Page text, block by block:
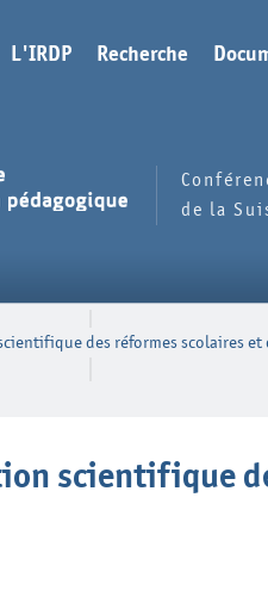
L'IRDP Recherche
de la
des réformes scolaires et
scientifique